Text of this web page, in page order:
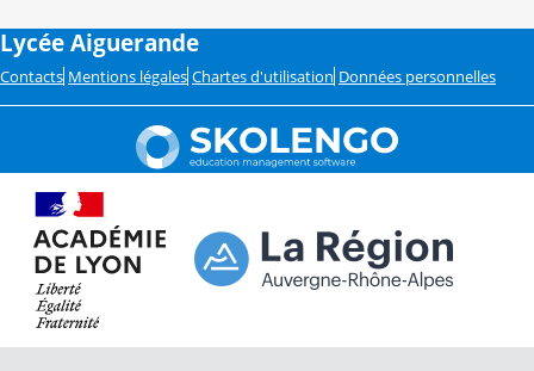
Lycée Aiguerande
Contacts Mentions légales Chartes d'utilisation Données personnelles